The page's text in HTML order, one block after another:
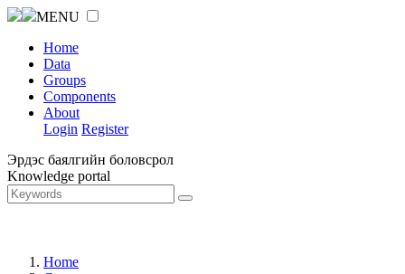
MENU
Home
Data
Groups
Components
About
Login Register
Эрдэс баялгийн боловсрол
Knowledge portal
Home